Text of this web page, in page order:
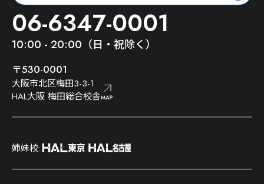
06-6347-0001
10:00 - 20:00（日・祝除く）
〒530-0001
大阪市北区梅田3-3-1
HAL大阪 梅田総合校舎
;
姉妹校:
;